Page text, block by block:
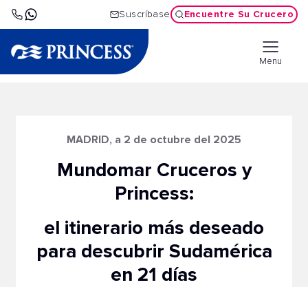
Suscríbase Encuentre Su Crucero
Menu
MADRID, a 2 de octubre del 2025
Mundomar Cruceros y
Princess:
el itinerario más deseado
para descubrir Sudamérica
en 21 días